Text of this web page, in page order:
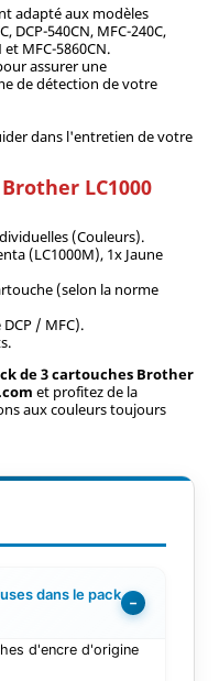
adapté aux modèles
DCP-540CN, MFC-240C,
et MFC-5860CN.
assurer une
de détection de votre
dans l'entretien de votre
LC1000
(Couleurs).
(LC1000M), 1x Jaune
(selon la norme
/ MFC).
de 3 cartouches Brother
et profitez de la
aux couleurs toujours
dans le pack −
d'encre d'origine